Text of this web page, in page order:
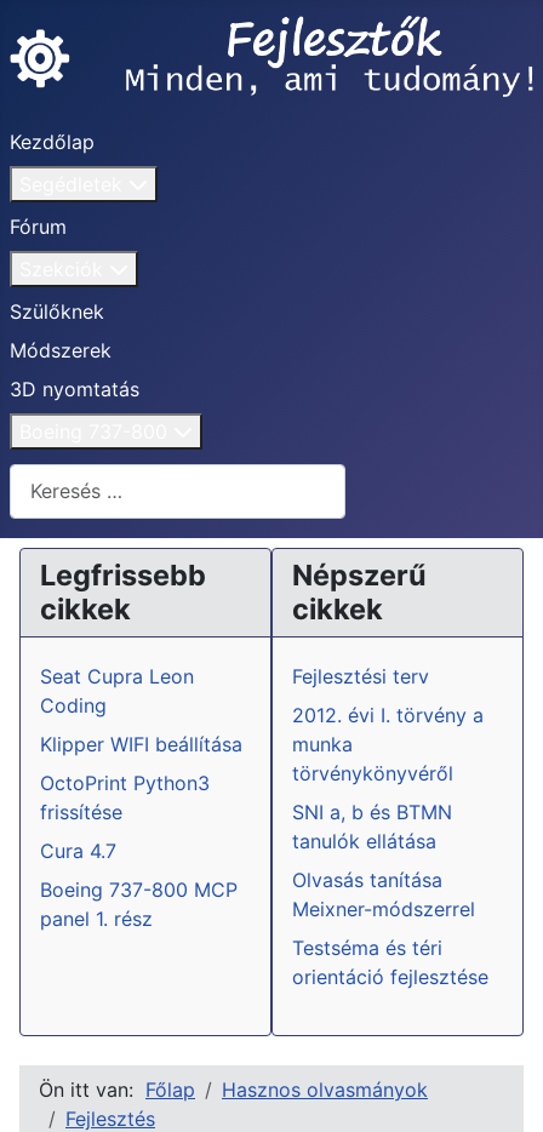
Kezdőlap
Fórum
Szülőknek
Módszerek
3D nyomtatás
Keresés...
Legfrissebb
cikkek
Seat Cupra Leon
Coding
Klipper WIFI beállítása
OctoPrint Python3
frissítése
Cura 4.7
Boeing 737-800 MCP
panel 1. rész
Népszerű
cikkek
Fejlesztési terv
2012. évi I. törvény a
munka
törvénykönyvéről
SNI a, b és BTMN
tanulók ellátása
Olvasás tanítása
Meixner-módszerrel
Testséma és téri
orientáció fejlesztése
Ön itt van: Főlap
Hasznos olvasmányok
Fejlesztés